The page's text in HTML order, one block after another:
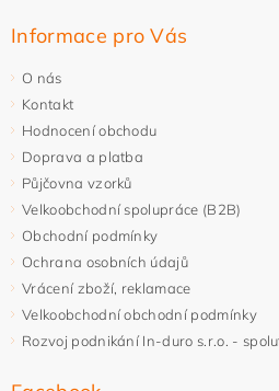
Informace pro Vás
O nás
Kontakt
Hodnocení obchodu
Doprava a platba
Půjčovna vzorků
Velkoobchodní spolupráce (B2B)
Obchodní podmínky
Ochrana osobních údajů
Vrácení zboží, reklamace
Velkoobchodní obchodní podmínky
Rozvoj podnikání In-duro s.r.o. -